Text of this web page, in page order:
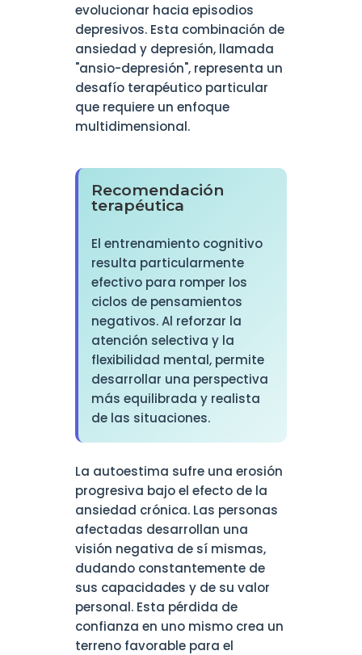
evolucionar hacia episodios
depresivos. Esta combinación de
ansiedad y depresión, llamada
"ansio-depresión", representa un
desafío terapéutico particular
que requiere un enfoque
multidimensional.
Recomendación
terapéutica
El entrenamiento cognitivo
resulta particularmente
efectivo para romper los
ciclos de pensamientos
negativos. Al reforzar la
atención selectiva y la
flexibilidad mental, permite
desarrollar una perspectiva
más equilibrada y realista
de las situaciones.
La autoestima sufre una erosión
progresiva bajo el efecto de la
ansiedad crónica. Las personas
afectadas desarrollan una
visión negativa de sí mismas,
dudando constantemente de
sus capacidades y de su valor
personal. Esta pérdida de
confianza en uno mismo crea un
terreno favorable para el